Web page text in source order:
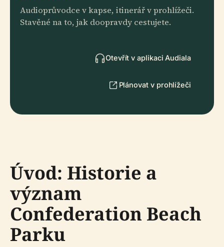
Audioprůvodce v kapse, itinerář v prohlížeči.
Stavěné na to, jak doopravdy cestujete.
Otevřít v aplikaci Audiala
Plánovat v prohlížeči
Úvod: Historie a
význam
Confederation Beach
Parku